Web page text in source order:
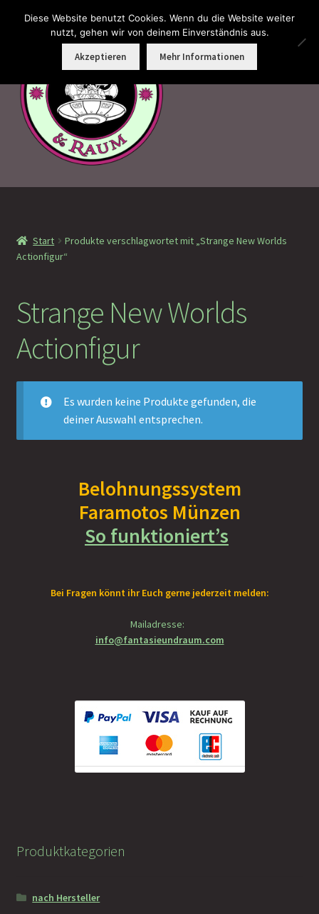
Zur
Navigation
Zum
Faramotos Sammelmünzen – Das Belohnungssystem für
MagicCon Münzen – Geschenke
!Auf Lager
!Vorbestellung
%Sale%
Nach Artikelart
nach Hersteller
Start
Produkte verschlagwortet mit „Strange New Worlds
Actionfigur“
Strange New Worlds
Actionfigur
Es wurden keine Produkte gefunden, die
deiner Auswahl entsprechen.
Belohnungssystem
Faramotos Münzen
So funktioniert’s
Bei Fragen könnt ihr Euch gerne jederzeit melden:
Mailadresse:
info@fantasieundraum.com
Produktkategorien
nach Hersteller
Diese Website benutzt Cookies. Wenn du die Website weiter
nutzt, gehen wir von deinem Einverständnis aus.
Akzeptieren Mehr Informationen